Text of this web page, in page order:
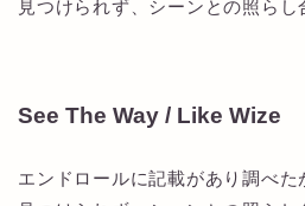
見つけられず、シーンとの照らし
See The Way / Like Wize
エンドロールに記載があり調べ